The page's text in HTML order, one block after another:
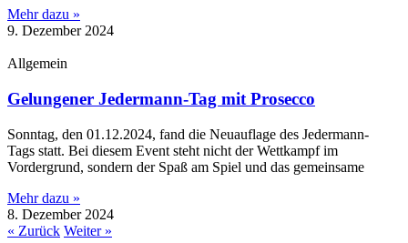
Mehr dazu »
9. Dezember 2024
Allgemein
Gelungener Jedermann-Tag mit Prosecco
Sonntag, den 01.12.2024, fand die Neuauflage des Jedermann-
Tags statt. Bei diesem Event steht nicht der Wettkampf im
Vordergrund, sondern der Spaß am Spiel und das gemeinsame
Mehr dazu »
8. Dezember 2024
« Zurück Weiter »